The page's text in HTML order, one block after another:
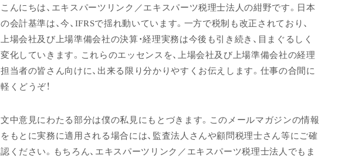
こんにちは、エキスパーツリンク／エキスパーツ税理士法人の紺野です。日本
の会計基準は、今、IFRSで揺れ動いています。一方で税制も改正されており、
上場会社及び上場準備会社の決算・経理実務は今後も引き続き、目まぐるしく
変化していきます。これらのエッセンスを、上場会社及び上場準備会社の経理
担当者の皆さん向けに、出来る限り分かりやすくお伝えします。仕事の合間に
軽くどうぞ！
文中意見にわたる部分は僕の私見にもとづきます。このメールマガジンの情報
をもとに実務に適用される場合には、監査法人さんや顧問税理士さん等にご確
認ください。もちろん、エキスパーツリンク／エキスパーツ税理士法人でもま